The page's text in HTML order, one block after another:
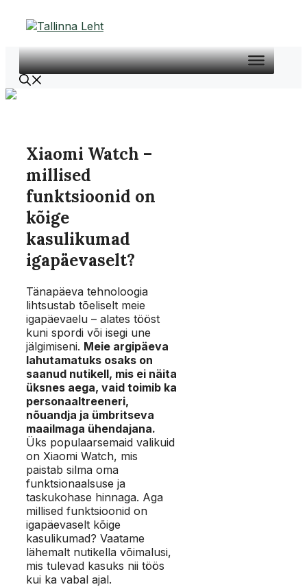
Xiaomi Watch –
millised
funktsioonid on
kõige
kasulikumad
igapäevaselt?
Tänapäeva tehnoloogia
lihtsustab tõeliselt meie
igapäevaelu – alates tööst
kuni spordi või isegi une
jälgimiseni. Meie argipäeva
lahutamatuks osaks on
saanud nutikell, mis ei näita
üksnes aega, vaid toimib ka
personaaltreeneri,
nõuandja ja ümbritseva
maailmaga ühendajana.
Üks populaarsemaid valikuid
on Xiaomi Watch, mis
paistab silma oma
funktsionaalsuse ja
taskukohase hinnaga. Aga
millised funktsioonid on
igapäevaselt kõige
kasulikumad? Vaatame
lähemalt nutikella võimalusi,
mis tulevad kasuks nii töös
kui ka vabal ajal.